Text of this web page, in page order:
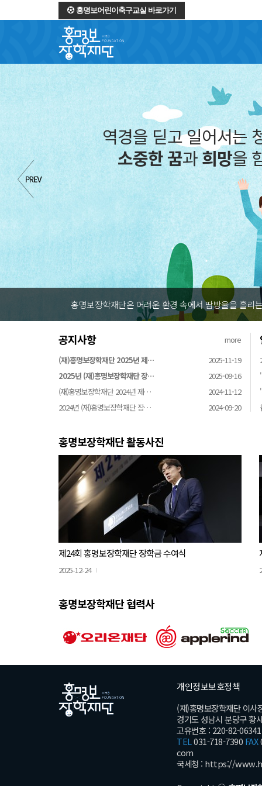
홍명보어린이축구교실 바로가기
역경을 딛고 일어서는
소중한 꿈과희망을
홍명보장학재단은 어려운 환경 속에서 땀방울을 흘리
공지사항
more
(재)홍명보장학재단 2025년 제…
2025-11-19
2025년 (재)홍명보장학재단 장…
2025-09-16
(재)홍명보장학재단 2024년 제…
2024-11-12
2024년 (재)홍명보장학재단 장…
2024-09-20
홍명보장학재단 활동사진
제24회 홍명보장학재단 장학금 수여식
2025-12-24
홍명보장학재단 협력사
개인정보보호정책
(재)홍명보장학재단 이사
경기도 성남시 분당구 황
고유번호 : 220-82-06341
TEL031-718-7390 FAX
com
국세청 : https://